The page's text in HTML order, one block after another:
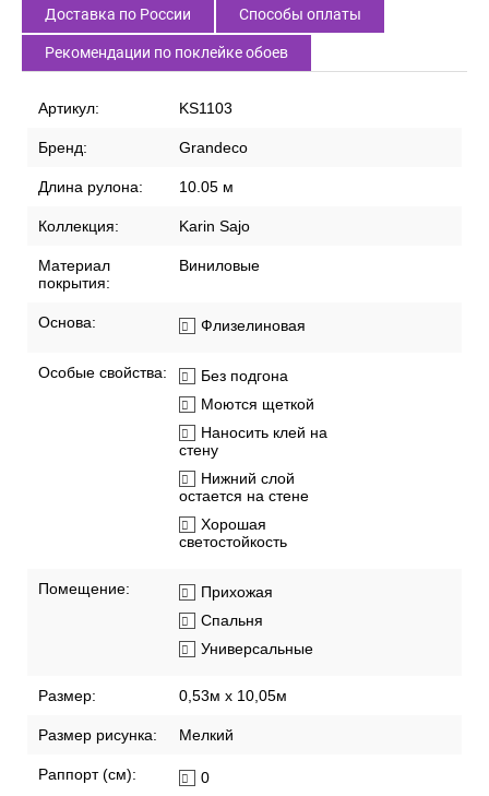
Доставка по России Способы оплаты
Рекомендации по поклейке обоев
Артикул: KS1103
Бренд: Grandeco
Длина рулона: 10.05 м
Коллекция: Karin Sajo
Материал
покрытия:
Виниловые
Основа: Флизелиновая
Особые свойства:
Без подгона
Моются щеткой
Наносить клей на
стену
Нижний слой
остается на стене
Хорошая
светостойкость
Помещение:
Прихожая
Спальня
Универсальные
Размер: 0,53м x 10,05м
Размер рисунка: Мелкий
Раппорт (см): 0